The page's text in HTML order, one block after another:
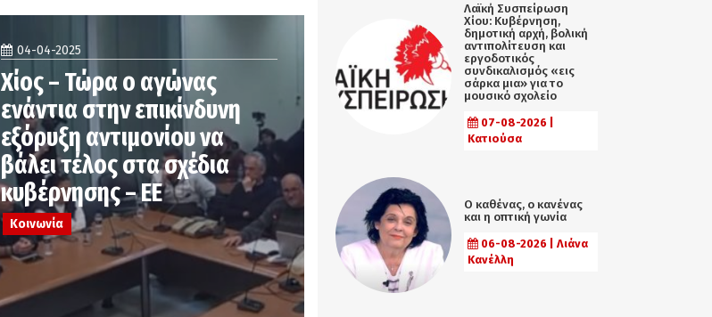
04-04-2025
Χίος – Τώρα ο αγώνας
ενάντια στην επικίνδυνη
εξόρυξη αντιμονίου να
βάλει τέλος στα σχέδια
κυβέρνησης – ΕΕ
Κοινωνία
Λαϊκή Συσπείρωση
Χίου: Κυβέρνηση,
δημοτική αρχή, βολική
αντιπολίτευση και
εργοδοτικός
συνδικαλισμός «εις
σάρκα μια» για το
μουσικό σχολείο
07-08-2026 |
Κατιούσα
Ο καθένας, ο κανένας
και η οπτική γωνία
06-08-2026 | Λιάνα
Κανέλλη